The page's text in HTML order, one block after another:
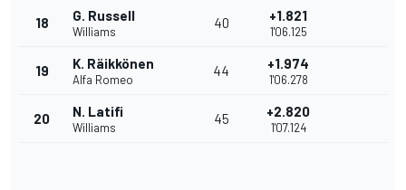
18 G. Russell
Williams
40 +1.821
1'06.125
19 K. Räikkönen
Alfa Romeo
44 +1.974
1'06.278
20 N. Latifi
Williams
45 +2.820
1'07.124